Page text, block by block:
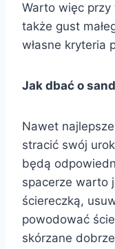
Warto więc
także gust
własne kryteria
Jak dbać o
Nawet
stracić swój
będą
spacerze warto
ściereczką,
powodować
skórzane